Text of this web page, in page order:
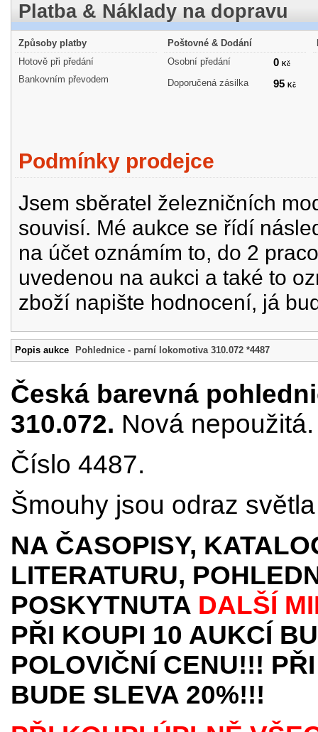
Platba & Náklady na dopravu
Způsoby platby
Hotově při předání
Bankovním převodem
Poštovné & Dodání
Osobní předání
0 Kč
Doporučená zásilka 95 Kč
Podmínky prodejce
Jsem sběratel železničních
souvisí. Mé aukce se řídí
na účet oznámím to, do 2
uvedenou na aukci a také to
zboží napište hodnocení, já
Popis aukce Pohlednice - parní lokomotiva 310.072 *4487
Česká barevná
310.072. Nová
Číslo 4487.
Šmouhy jsou odraz
NA ČASOPISY,
LITERATURU,
POSKYTNUTA DALŠÍ
PŘI KOUPI 10 AUKCÍ
POLOVIČNÍ CENU!!!
BUDE SLEVA 20%!!!